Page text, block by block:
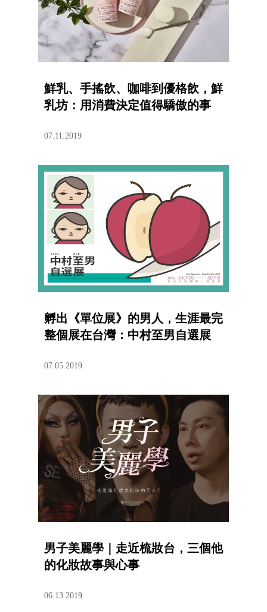
鮮乳、手搖飲、咖啡到優格飲，鮮
乳坊：用消費決定值得驕傲的事
07.11.2019
孵出《單位展》的男人，生涯最完
整個展在台灣：中村至男自選展
07.05.2019
男子美麗學｜走近梳妝台，三個他
的化妝故事與心事
06.13.2019